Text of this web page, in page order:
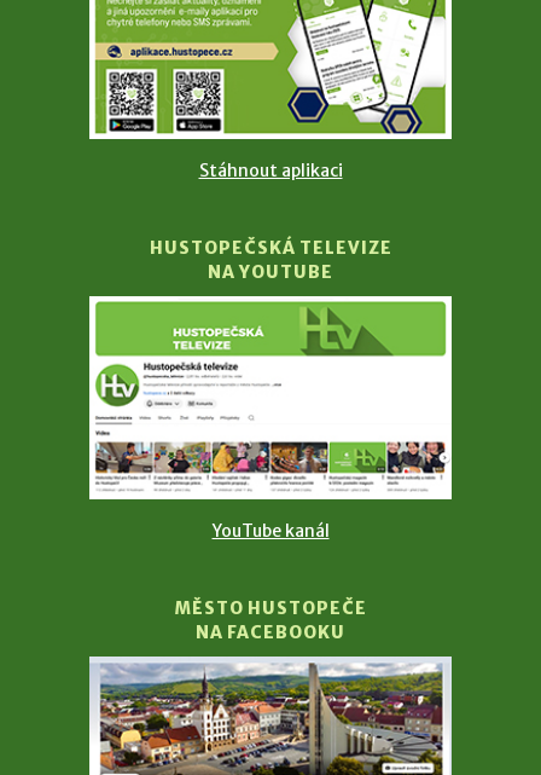
Stáhnout aplikaci
HUSTOPEČSKÁ TELEVIZE
NA YOUTUBE
YouTube kanál
MĚSTO HUSTOPEČE
NA FACEBOOKU